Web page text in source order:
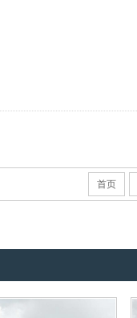
首页